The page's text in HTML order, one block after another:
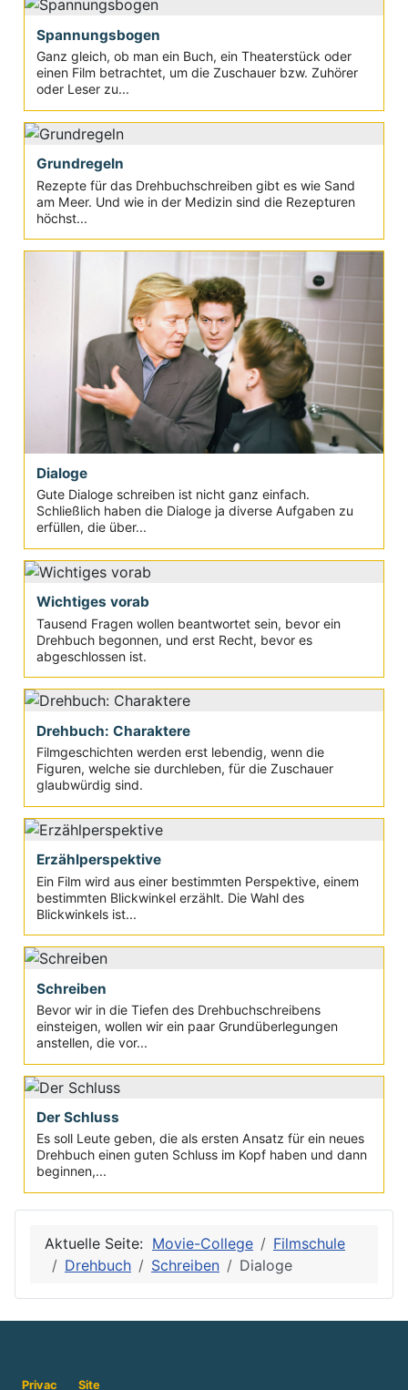
Spannungsbogen
Ganz gleich, ob man ein Buch, ein Theaterstück oder
einen Film betrachtet, um die Zuschauer bzw. Zuhörer
oder Leser zu...
Grundregeln
Rezepte für das Drehbuchschreiben gibt es wie Sand
am Meer. Und wie in der Medizin sind die Rezepturen
höchst...
Dialoge
Gute Dialoge schreiben ist nicht ganz einfach.
Schließlich haben die Dialoge ja diverse Aufgaben zu
erfüllen, die über...
Wichtiges vorab
Tausend Fragen wollen beantwortet sein, bevor ein
Drehbuch begonnen, und erst Recht, bevor es
abgeschlossen ist.
Drehbuch: Charaktere
Filmgeschichten werden erst lebendig, wenn die
Figuren, welche sie durchleben, für die Zuschauer
glaubwürdig sind.
Erzählperspektive
Ein Film wird aus einer bestimmten Perspektive, einem
bestimmten Blickwinkel erzählt. Die Wahl des
Blickwinkels ist...
Schreiben
Bevor wir in die Tiefen des Drehbuchschreibens
einsteigen, wollen wir ein paar Grundüberlegungen
anstellen, die vor...
Der Schluss
Es soll Leute geben, die als ersten Ansatz für ein neues
Drehbuch einen guten Schluss im Kopf haben und dann
beginnen,...
Aktuelle Seite: Movie-College
Filmschule
Drehbuch
Schreiben Dialoge
Privac Site